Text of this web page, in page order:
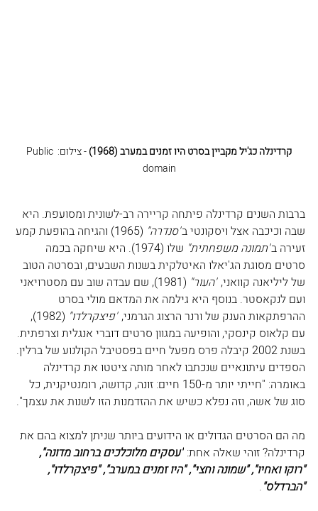
קרדינלה כג'יל מקבייןבסרט היו זמנים במערב (1968)
- צילום: Public
domain
ברבות השנים קרדינלה פיתחה קריירה רב-לשונית ומסועפת. היא
שבה וכיכבה אצל ויסקונטי ב"סנדרה"
(1965) והגיחה בהופעת קמע
זעירה ב"תמונה משפחתית"
שלו (1974). היא שיחקה בכמה
סרטים מסוגת הג'יאלו האיטלקית בשנות השבעים, ובסרטה הטוב
של ליליאנה קוואני, "העור"
(1981), שם עבדה שוב עם מסטרויאני
ועם לנקאסטר. בנוסף היא גילמה את המדאם מולי בסרט
ההרפתקאות הענק של ורנר הרצוג הגרמני, "פיצקרלדו"
(1982),
עם קלאוס קינסקי, והופיעה במגוון סרטים דוברי אנגלית וצרפתית.
בשנת 2002 קיבלה פרס מפעל חיים בפסטיבל הקולנוע של ברלין.
הספדים עיתונאיים שנכתבו לאחר מותה ציטטו את קרדינלה
באומרה: "חייתי יותר מ-150 חיים: זונה, קדושה, רומנטיקנית, כל
סוג של אשה, וזה נפלא כשיש את ההזדמנות הזו לשנות את עצמך".
מה הם הסרטים הגדולים או הידועים ביותר שניתן למצוא בהם את
קרדינלה? זוהי שאלה אחת: "עסקים מלוכלכים ברחוב מדונה",
"רוקו ואחיו", "שמונה וחצי", "היו זמנים במערב", "פיצקרלדו",
"הברדלס".